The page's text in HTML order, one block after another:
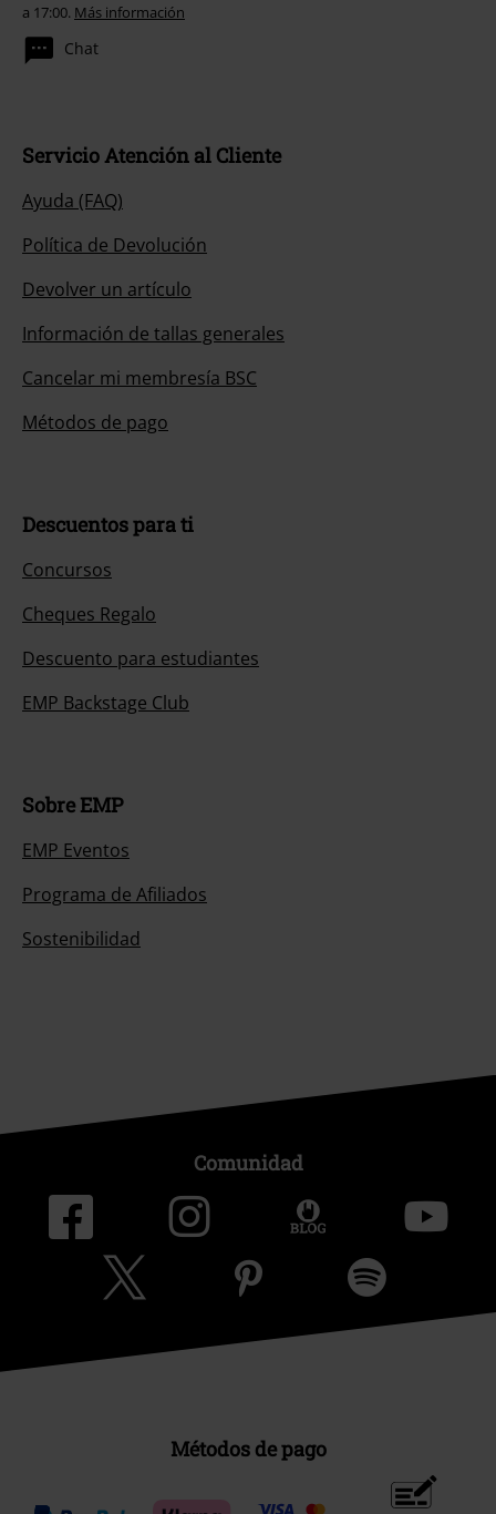
a 17:00. Más información
Chat
Servicio Atención al Cliente
Ayuda (FAQ)
Política de Devolución
Devolver un artículo
Información de tallas generales
Cancelar mi membresía BSC
Métodos de pago
Descuentos para ti
Concursos
Cheques Regalo
Descuento para estudiantes
EMP Backstage Club
Sobre EMP
EMP Eventos
Programa de Afiliados
Sostenibilidad
Comunidad
Métodos de pago